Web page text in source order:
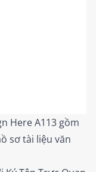
Here A113 gồm
sơ tài liệu văn